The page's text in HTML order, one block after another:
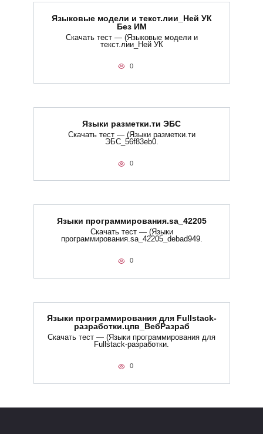
Языковые модели и текст.лии_Ней УК
Без ИМ
Скачать тест — (Языковые модели и
текст.лии_Ней УК
0
Языки разметки.ти​ ЭБС
Скачать тест — (Языки разметки.ти​
ЭБС_56f83eb0.
0
Языки программирования.sa_42205
Скачать тест — (Языки
программирования.sa_42205_debad949.
0
Языки программирования для Fullstack-
разработки.цпв_ВебРазраб
Скачать тест — (Языки программирования для
Fullstack-разработки.
0